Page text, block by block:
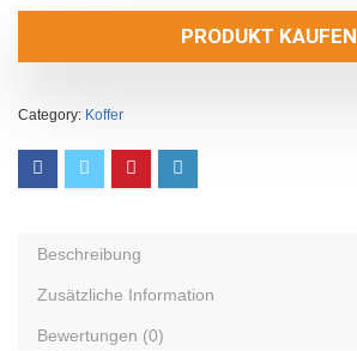
PRODUKT KAUFEN
Category: Koffer
Beschreibung
Zusätzliche Information
Bewertungen (0)